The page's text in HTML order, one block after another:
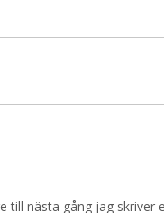
till nästa gång jag skriver